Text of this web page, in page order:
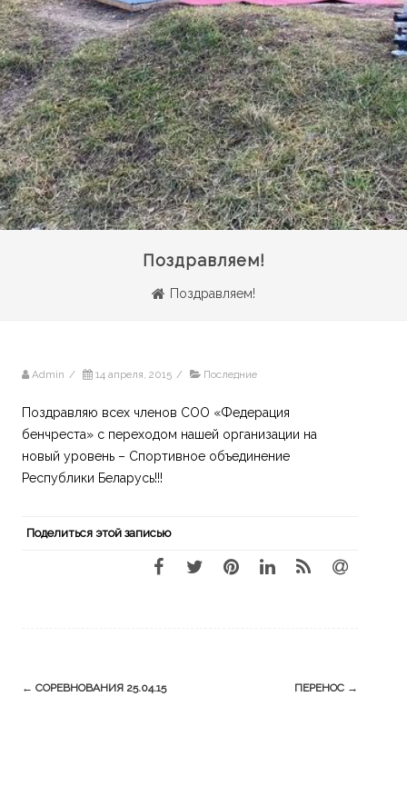
Поздравляем!
Поздравляем!
Admin / 14 апреля, 2015 / Последние
Поздравляю всех членов СОО «Федерация
бенчреста» с переходом нашей организации на
новый уровень – Спортивное объединение
Республики Беларусь!!!
Поделиться этой записью
Навигация
← СОРЕВНОВАНИЯ 25.04.15 ПЕРЕНОС →